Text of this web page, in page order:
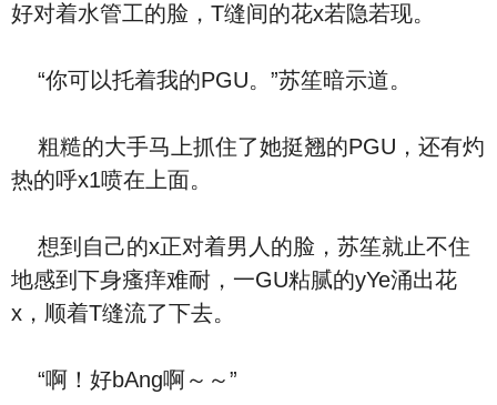
好对着水管工的脸，T缝间的花x若隐若现。
“你可以托着我的PGU。”苏笙暗示道。
粗糙的大手马上抓住了她挺翘的PGU，还有灼
热的呼x1喷在上面。
想到自己的x正对着男人的脸，苏笙就止不住
地感到下身瘙痒难耐，一GU粘腻的yYe涌出花
x，顺着T缝流了下去。
“啊！好bAng啊～～”